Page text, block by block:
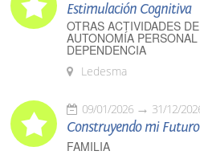
Estimulación Cognitiva
OTRAS ACTIVIDADES
AUTONOMÍA
DEPENDENCIA
Ledesma
09/01/2026 31/12/
Construyendo mi Futuro
FAMILIA